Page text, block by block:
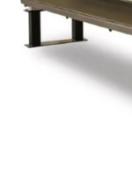
に
連